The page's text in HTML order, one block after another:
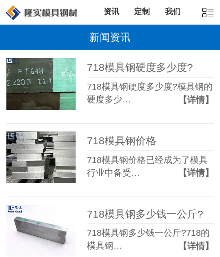
资讯 定制 我们
新闻资讯
718模具钢硬度多少度?
718模具钢硬度多少度?模具钢的
硬度多少…
【详情】
718模具钢价格
718模具钢价格已经成为了模具
行业中备受…
【详情】
718模具钢多少钱一公斤?
718模具钢多少钱一公斤?718的
模具钢…
【详情】